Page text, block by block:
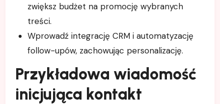
zwiększ budżet na promocję wybranych
treści.
Wprowadź integrację CRM i automatyzację
follow-upów, zachowując personalizację.
Przykładowa wiadomość
inicjująca kontakt